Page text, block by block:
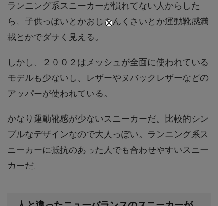
ランニング系スニーカーが慣れてない人からした
ら、子供っぽいとかおじさんくさいとか運動靴感満
載とかでダサく見える。
しかし、２００２はメッシュが全面に使われている
モデルも少ないし、レザーやヌバックレザーなどの
アッパーが使われている。
かなり運動靴感が少ないスニーカーだ。比較的シン
プルなデザインなので大人っぽい。ランニング系ス
ニーカーに抵抗のあった人でも合わせやすいスニー
カーだ。